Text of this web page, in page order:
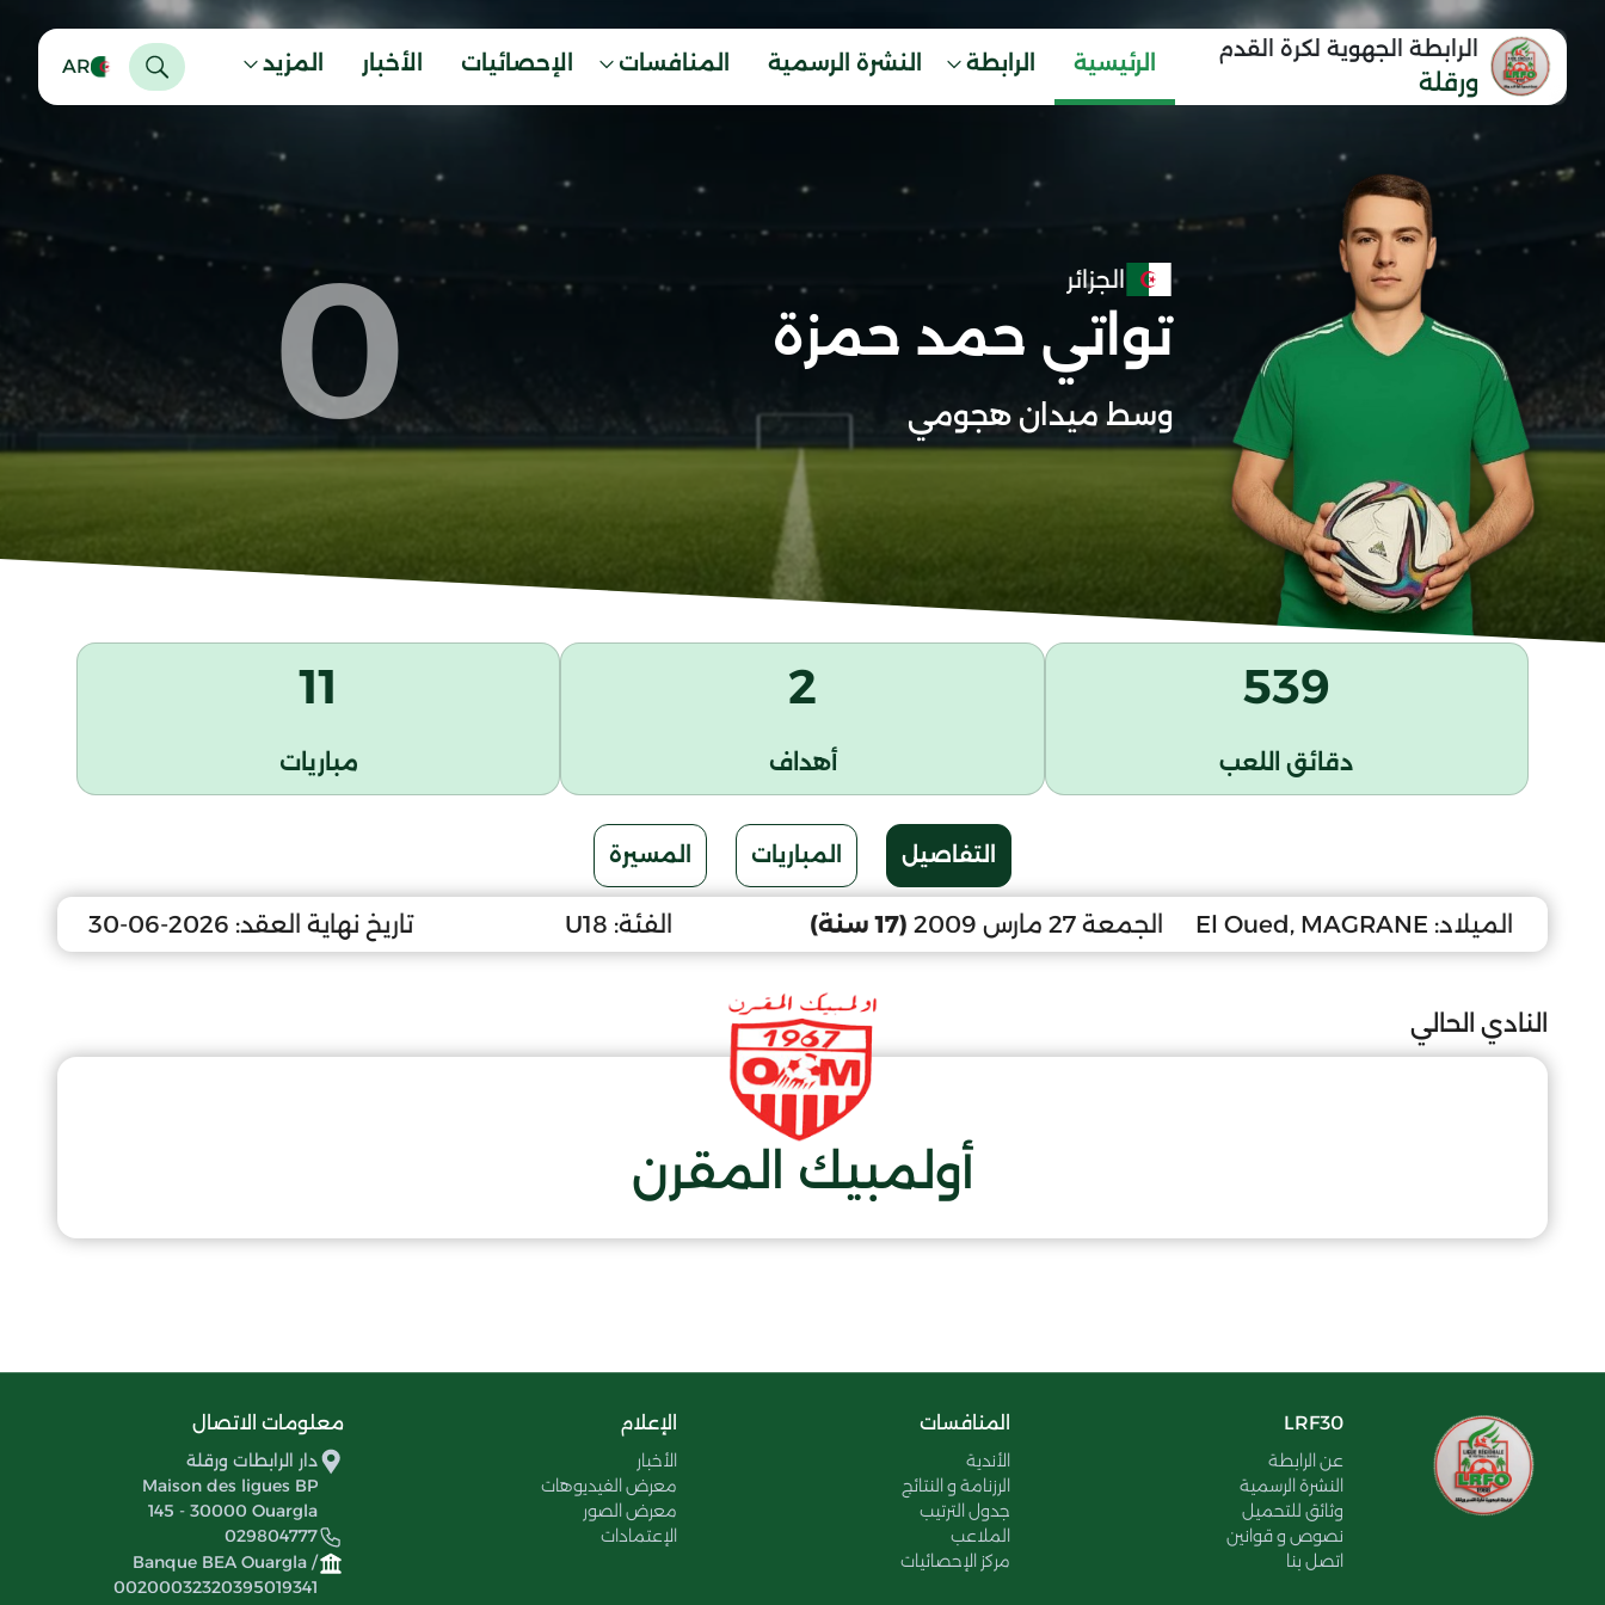
الرابطة الجهوية لكرة القدم
ورقلة
الرئيسية الرابطة النشرة الرسمية المنافسات الإحصائيات الأخبار المزيد AR
الجزائر
تواتي حمد حمزة
وسط ميدان هجومي 0
539
دقائق اللعب
2
أهداف
11
مباريات
التفاصيل المباريات المسيرة
الميلاد: El Oued, MAGRANE الجمعة 27 مارس 2009 (17 سنة) الفئة: U18 تاريخ نهاية العقد: 2026-06-30
النادي الحالي
أولمبيك المقرن
LRF30
عن الرابطة
النشرة الرسمية
وثائق للتحميل
نصوص و قوانين
اتصل بنا
المنافسات
الأندية
الرزنامة و النتائج
جدول الترتيب
الملاعب
مركز الإحصائيات
الإعلام
الأخبار
معرض الفيديوهات
معرض الصور
الإعتمادات
معلومات الاتصال
دار الرابطات ورقلة
Maison des ligues BP
145 - 30000 Ouargla
029804777
Banque BEA Ouargla /
00200032320395019341